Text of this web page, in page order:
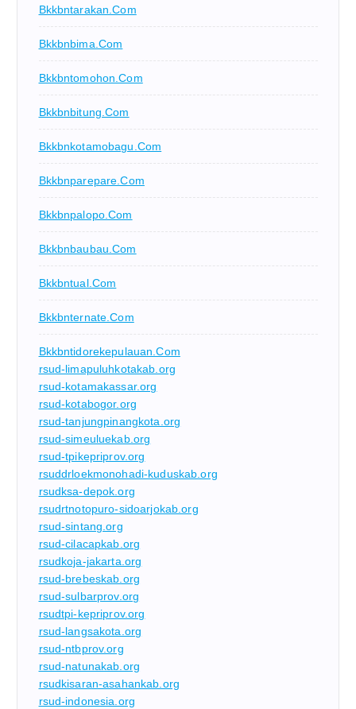
Bkkbntarakan.com
Bkkbnbima.com
Bkkbntomohon.com
Bkkbnbitung.com
Bkkbnkotamobagu.com
Bkkbnparepare.com
Bkkbnpalopo.com
Bkkbnbaubau.com
Bkkbntual.com
Bkkbnternate.com
Bkkbntidorekepulauan.com
rsud-limapuluhkotakab.org
rsud-kotamakassar.org
rsud-kotabogor.org
rsud-tanjungpinangkota.org
rsud-simeuluekab.org
rsud-tpikepriprov.org
rsuddrloekmonohadi-kuduskab.org
rsudksa-depok.org
rsudrtnotopuro-sidoarjokab.org
rsud-sintang.org
rsud-cilacapkab.org
rsudkoja-jakarta.org
rsud-brebeskab.org
rsud-sulbarprov.org
rsudtpi-kepriprov.org
rsud-langsakota.org
rsud-ntbprov.org
rsud-natunakab.org
rsudkisaran-asahankab.org
rsud-indonesia.org